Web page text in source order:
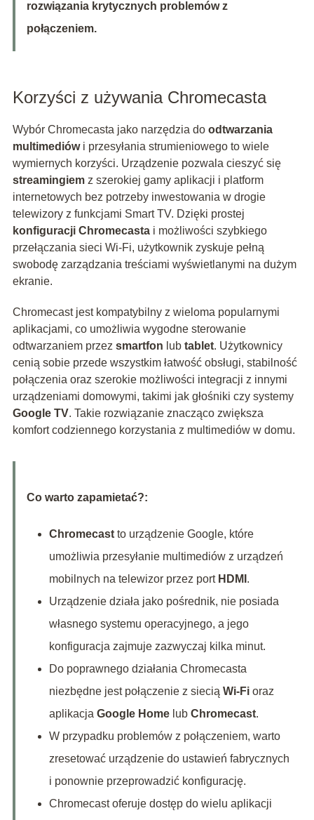
rozwiązania krytycznych problemów z
połączeniem.
Korzyści z używania Chromecasta
Wybór Chromecasta jako narzędzia do odtwarzania
multimediówi przesyłania strumieniowego to wiele
wymiernych korzyści. Urządzenie pozwala cieszyć się
streamingiemz szerokiej gamy aplikacji i platform
internetowych bez potrzeby inwestowania w drogie
telewizory z funkcjami Smart TV. Dzięki prostej
konfiguracji Chromecastai możliwości szybkiego
przełączania sieci Wi-Fi, użytkownik zyskuje pełną
swobodę zarządzania treściami wyświetlanymi na dużym
ekranie.
Chromecast jest kompatybilny z wieloma popularnymi
aplikacjami, co umożliwia wygodne sterowanie
odtwarzaniem przez smartfon lub tablet. Użytkownicy
cenią sobie przede wszystkim łatwość obsługi, stabilność
połączenia oraz szerokie możliwości integracji z innymi
urządzeniami domowymi, takimi jak głośniki czy systemy
Google TV. Takie rozwiązanie znacząco zwiększa
komfort codziennego korzystania z multimediów w domu.
Co warto zapamietać?:
Chromecastto urządzenie Google, które
umożliwia przesyłanie multimediów z urządzeń
mobilnych na telewizor przez port HDMI .
Urządzenie działa jako pośrednik, nie posiada
własnego systemu operacyjnego, a jego
konfiguracja zajmuje zazwyczaj kilka minut.
Do poprawnego działania Chromecasta
niezbędne jest połączenie z siecią Wi-Fioraz
aplikacja Google Homelub Chromecast.
W przypadku problemów z połączeniem, warto
zresetować urządzenie do ustawień fabrycznych
i ponownie przeprowadzić konfigurację.
Chromecast oferuje dostęp do wielu aplikacji